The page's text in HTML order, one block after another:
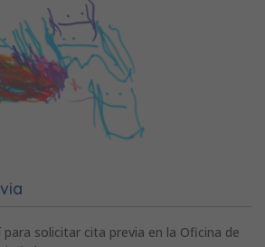
para solicitar cita previa en la Oficina de